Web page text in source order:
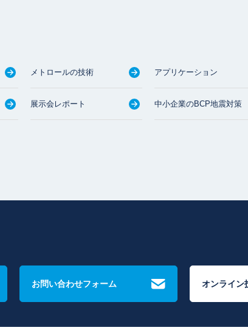
メトロールの技術 アプリケーション
展示会レポート 中小企業のBCP地震対策
お問い合わせフォーム オンライン